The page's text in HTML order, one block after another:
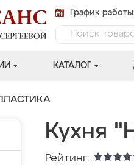
График
КАТАЛОГ
Кухня
Рейтинг: